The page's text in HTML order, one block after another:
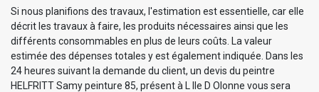
Si nous planifions des travaux, l'estimation est essentielle, car elle
décrit les travaux à faire, les produits nécessaires ainsi que les
différents consommables en plus de leurs coûts. La valeur
estimée des dépenses totales y est également indiquée. Dans les
24 heures suivant la demande du client, un devis du peintre
HELFRITT Samy peinture 85, présent à L Ile D Olonne vous sera